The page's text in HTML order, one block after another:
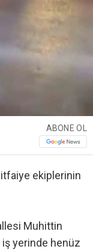
ABONE OL
itfaiye ekiplerinin
Muhittin
iş yerinde henüz